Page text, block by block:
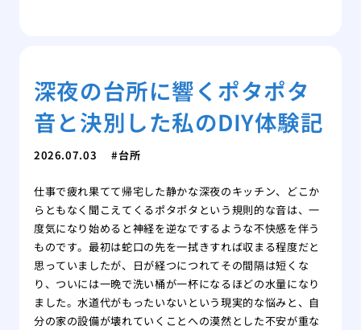
深夜の台所に響くポタポタ
音と決別した私のDIY体験記
2026.07.03 台所
仕事で疲れ果てて帰宅した静かな深夜のキッチン、どこか
らともなく聞こえてくるポタポタという規則的な音は、一
度気になり始めると神経を逆なでするような不快感を伴う
ものです。最初は蛇口の先を一拭きすれば収まる程度だと
思っていましたが、日が経つにつれてその間隔は短くな
り、ついには一晩で洗い桶が一杯になるほどの水量になり
ました。水道代がもったいないという現実的な悩みと、自
分の家の設備が壊れていくことへの漠然とした不安が重な